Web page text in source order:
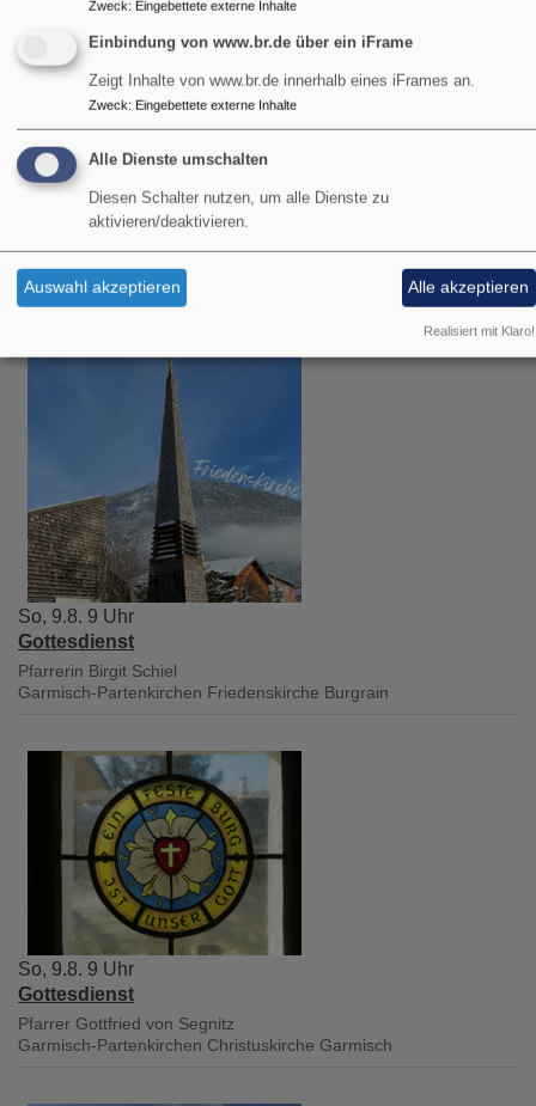
Wir feiern Jubiläum:
Terminvorschau:
So, 9.8. 9 Uhr
Gottesdienst
Pfarrerin Birgit Schiel
Garmisch-Partenkirchen Friedenskirche Burgrain
So, 9.8. 9 Uhr
Gottesdienst
Pfarrer Gottfried von Segnitz
Garmisch-Partenkirchen Christuskirche Garmisch
Zweck: Eingebettete externe Inhalte
Einbindung von www.br.de über ein iFrame
Zeigt Inhalte von www.br.de innerhalb eines iFrames an.
Zweck: Eingebettete externe Inhalte
Alle Dienste umschalten
Diesen Schalter nutzen, um alle Dienste zu
aktivieren/deaktivieren.
Auswahl akzeptieren Alle akzeptieren
Realisiert mit Klaro!